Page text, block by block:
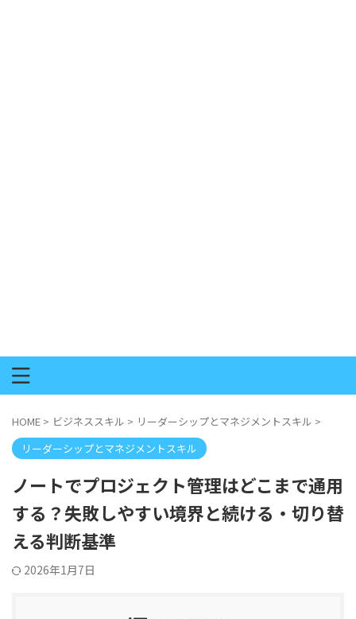
HOME > ビジネススキル > リーダーシップとマネジメントスキル >
リーダーシップとマネジメントスキル
ノートでプロジェクト管理はどこまで通用
する？失敗しやすい境界と続ける・切り替
える判断基準
2026年1月7日